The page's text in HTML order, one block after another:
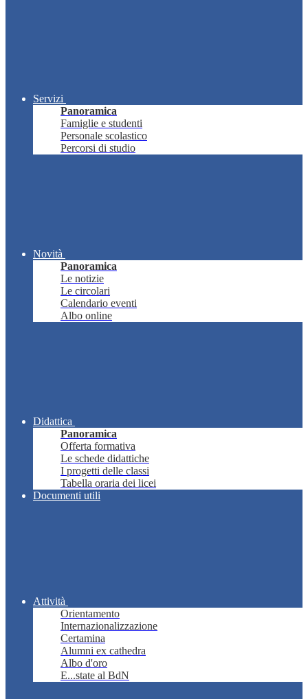
Servizi
Panoramica
Famiglie e studenti
Personale scolastico
Percorsi di studio
Novità
Panoramica
Le notizie
Le circolari
Calendario eventi
Albo online
Didattica
Panoramica
Offerta formativa
Le schede didattiche
I progetti delle classi
Tabella oraria dei licei
Documenti utili
Attività
Orientamento
Internazionalizzazione
Certamina
Alumni ex cathedra
Albo d'oro
E...state al BdN